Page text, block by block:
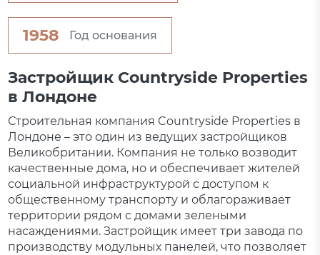
1958 Год основания
Застройщик Countryside Properties
в Лондоне
Строительная компания Countryside Properties в
Лондоне – это один из ведущих застройщиков
Великобритании. Компания не только возводит
качественные дома, но и обеспечивает жителей
социальной инфраструктурой с доступом к
общественному транспорту и облагораживает
территории рядом с домами зелеными
насаждениями. Застройщик имеет три завода по
производству модульных панелей, что позволяет